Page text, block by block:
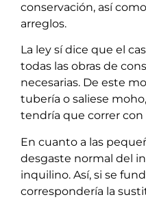
conservación, así
arreglos.
La ley sí dice que el
todas las obras de
necesarias. De este
tubería o saliese
tendría que correr con
En cuanto a las
desgaste normal del
inquilino. Así, si se
correspondería la